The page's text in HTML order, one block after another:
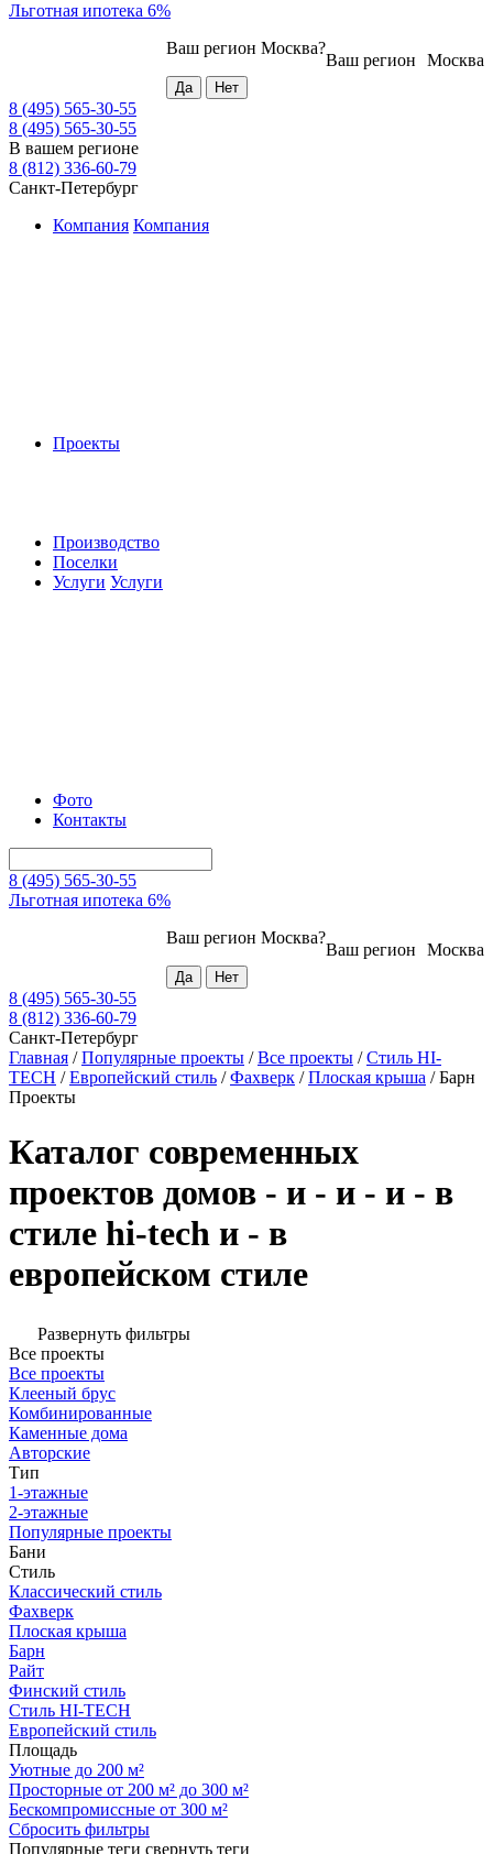
Льготная ипотека 6%
Москва
Ваш регион
Ваш регион Москва?
8 (495) 565-30-55
8 (495) 565-30-55
В вашем регионе
8 (812) 336-60-79
Санкт-Петербург
Компания Компания
Проекты
Производство
Поселки
Услуги Услуги
Фото
Контакты
8 (495) 565-30-55
Льготная ипотека 6%
Москва
Ваш регион
Ваш регион Москва?
8 (495) 565-30-55
8 (812) 336-60-79
Санкт-Петербург
Главная /Популярные проекты /Все проекты /Стиль HI-
TECH /Европейский стиль /Фахверк /Плоская крыша /Барн
Проекты
Каталог современных
проектов домов - и - и - и - в
стиле hi-tech и - в
европейском стиле
Развернуть фильтры
Все проекты
Все проекты
Клееный брус
Комбинированные
Каменные дома
Авторские
Тип
1-этажные
2-этажные
Популярные проекты
Бани
Стиль
Классический стиль
Фахверк
Плоская крыша
Барн
Райт
Финский стиль
Стиль HI-TECH
Европейский стиль
Площадь
Уютные до 200 м²
Просторные от 200 м² до 300 м²
Бескомпромиссные от 300 м²
Сбросить фильтры
Популярные теги свернуть теги